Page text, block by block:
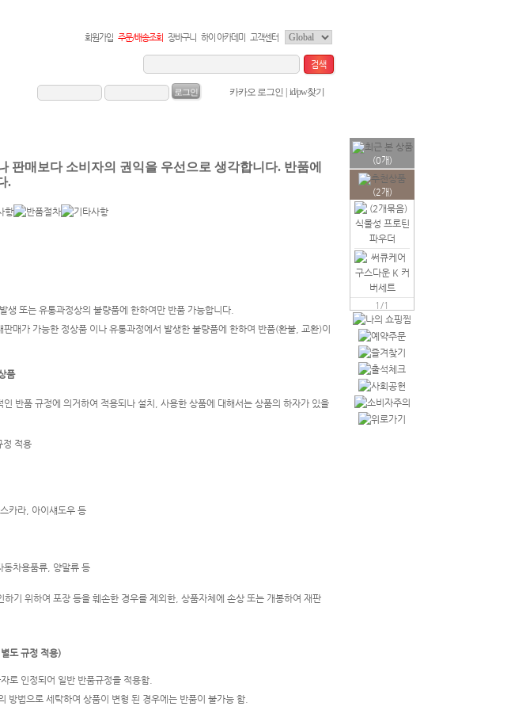
회원가입 주문/배송조회 장바구니 하이 아카데미 고객센터
또는 유통과정상의 불량품에 한하여만 반품 가능합니다.
매가 가능한 정상품 이나 유통과정에서 발생한 불량품에 한하여 반품(환불, 교환)이
반품 규정에 의거하여 적용되나 설치, 사용한 상품에 대해서는 상품의 하자가 있을
카라, 아이섀도우 등
차용품류, 양말류 등
로 인정되어 일반 반품규정을 적용함.
방법으로 세탁하여 상품이 변형 된 경우에는 반품이 불가능 함.
(0개)
(2개)
1/1